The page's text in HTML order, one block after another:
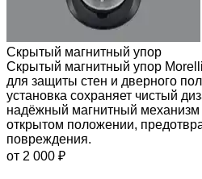
Скрытый магнитный упор
Скрытый магнитный упор
для защиты стен и дверного
установка сохраняет чистый
надёжный магнитный механизм
открытом положении,
повреждения.
от 2 000 ₽